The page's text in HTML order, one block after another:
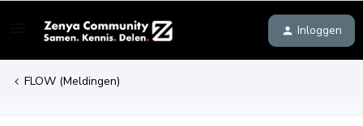
Inloggen
FLOW (Meldingen)